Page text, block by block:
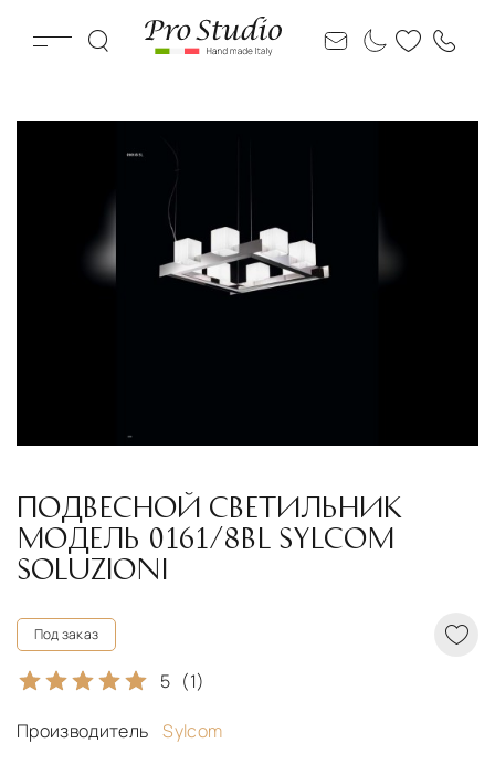
ПОДВЕСНОЙ СВЕТИЛЬНИК
МОДЕЛЬ 0161/8BL SYLCOM
SOLUZIONI
Под заказ
5 (1)
Производитель
Sylcom